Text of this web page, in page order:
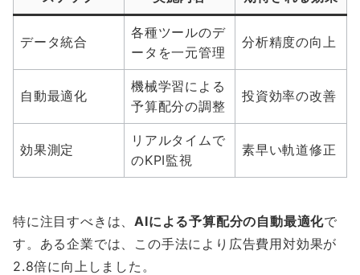
データ統合
各種ツールのデ
ータを一元管理
分析精度の向上
自動最適化
機械学習による
予算配分の調整
投資効率の改善
効果測定
リアルタイムで
のKPI監視
素早い軌道修正
特に注目すべきは、AIによる予算配分の自動最適化で
す。ある企業では、この手法により広告費用対効果が
2.8倍に向上しました。